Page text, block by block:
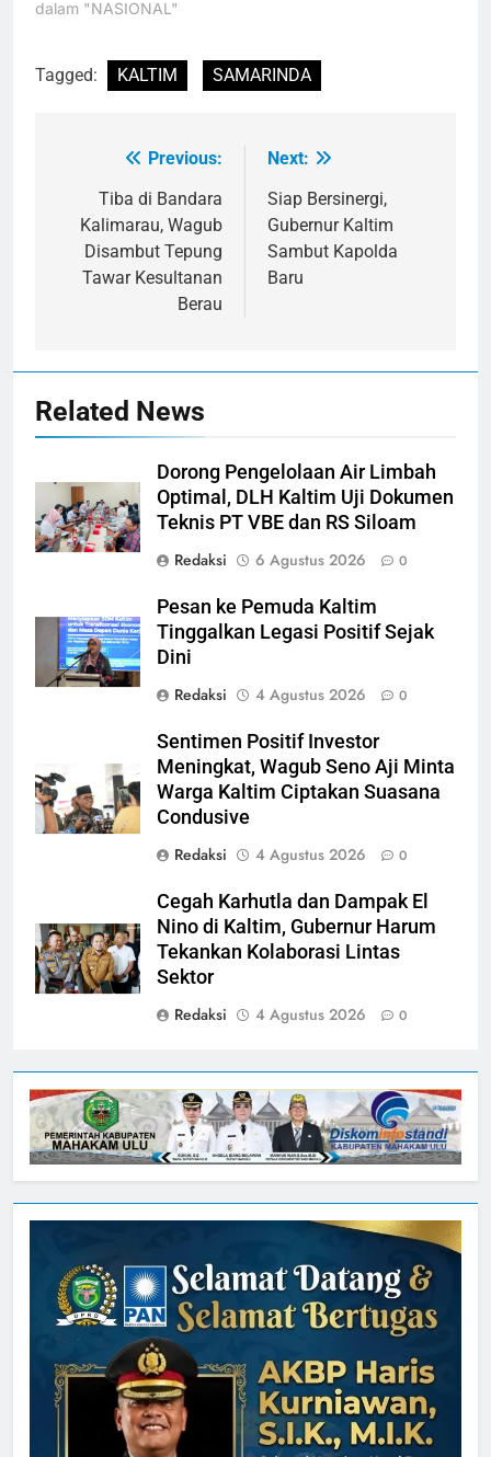
dalam "NASIONAL"
Tagged: KALTIM SAMARINDA
Navigasi
pos
Previous:
Tiba di Bandara
Kalimarau, Wagub
Disambut Tepung
Tawar Kesultanan
Berau
Next:
Siap Bersinergi,
Gubernur Kaltim
Sambut Kapolda
Baru
Related News
Dorong Pengelolaan Air Limbah
Optimal, DLH Kaltim Uji Dokumen
Teknis PT VBE dan RS Siloam
Redaksi
6 Agustus 2026 0
Pesan ke Pemuda Kaltim
Tinggalkan Legasi Positif Sejak
Dini
Redaksi
4 Agustus 2026 0
Sentimen Positif Investor
Meningkat, Wagub Seno Aji Minta
Warga Kaltim Ciptakan Suasana
Condusive
Redaksi
4 Agustus 2026 0
Cegah Karhutla dan Dampak El
Nino di Kaltim, Gubernur Harum
Tekankan Kolaborasi Lintas
Sektor
Redaksi
4 Agustus 2026 0